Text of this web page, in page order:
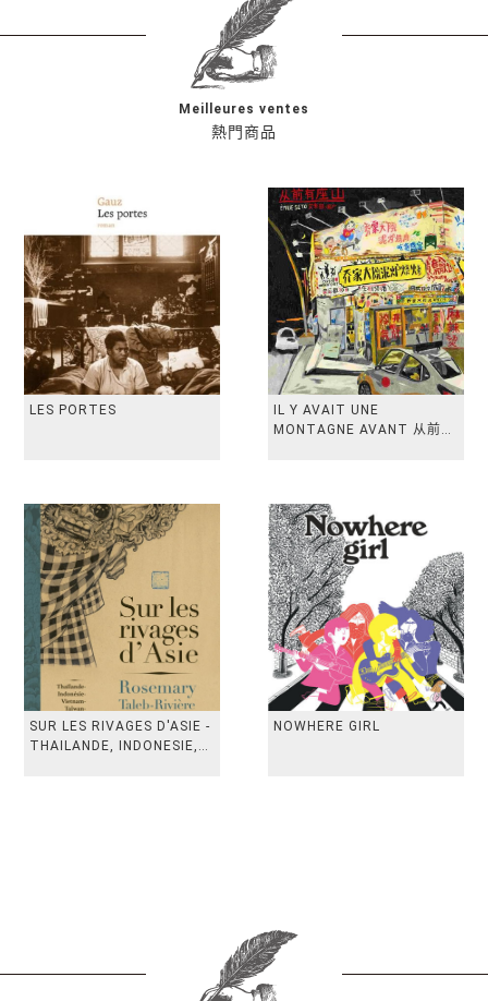
熱門商品
Meilleures ventes
LES PORTES
IL Y AVAIT UNE
MONTAGNE AVANT 从前有
SUR LES RIVAGES D'ASIE -
THAILANDE, INDONESIE,
NOWHERE GIRL